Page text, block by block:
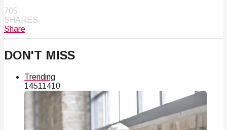
705
SHARES
Share
DON'T MISS
Trending
14511410